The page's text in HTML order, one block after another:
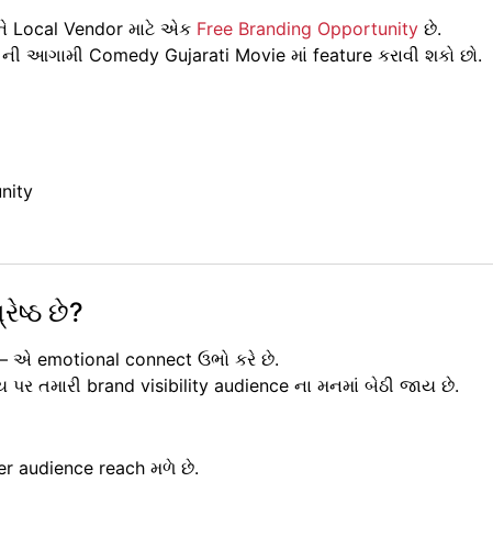
Local Vendor માટે એક Free Branding Opportunity છે.
આગામી Comedy Gujarati Movie માં feature કરાવી શકો છો.
છે?
એ emotional connect ઉભો કરે છે.
તમારી brand visibility audience ના મનમાં બેઠી જાય છે.
audience reach મળે છે.